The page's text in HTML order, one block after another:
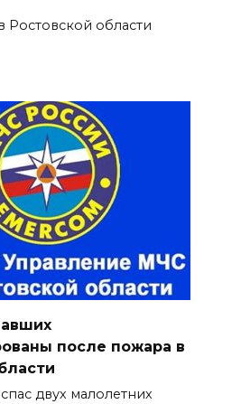
Ростовской области
после пожара в
двух малолетних